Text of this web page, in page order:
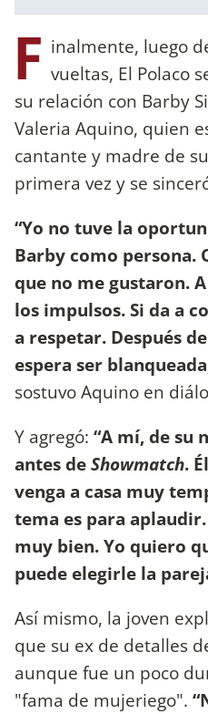
F inalmente, luego
vueltas, El Polaco
su relación con Barby
Valeria Aquino, quien
cantante y madre de
primera vez y se
“Yo no tuve la
Barby como persona.
que no me gustaron.
los impulsos. Si da a
a respetar. Después
espera ser
sostuvo Aquino en
Y agregó: “A mí, de su
antes deShowmatch.
venga a casa muy
tema es para
muy bien. Yo quiero
puede elegirle la
Así mismo, la joven
que su ex de detalles
aunque fue un poco
"fama de mujeriego".